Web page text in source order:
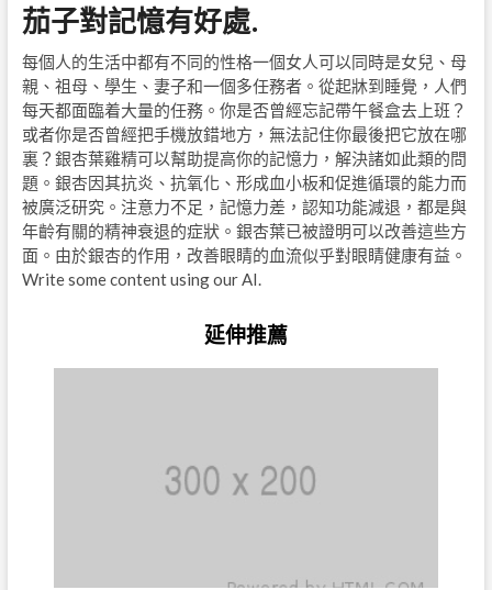
茄子對記憶有好處.
每個人的生活中都有不同的性格一個女人可以同時是女兒、母
親、祖母、學生、妻子和一個多任務者。從起牀到睡覺，人們
每天都面臨着大量的任務。你是否曾經忘記帶午餐盒去上班？
或者你是否曾經把手機放錯地方，無法記住你最後把它放在哪
裏？銀杏葉雞精可以幫助提高你的記憶力，解決諸如此類的問
題。銀杏因其抗炎、抗氧化、形成血小板和促進循環的能力而
被廣泛研究。注意力不足，記憶力差，認知功能減退，都是與
年齡有關的精神衰退的症狀。銀杏葉已被證明可以改善這些方
面。由於銀杏的作用，改善眼睛的血流似乎對眼睛健康有益。
Write some content using our AI.
延伸推薦